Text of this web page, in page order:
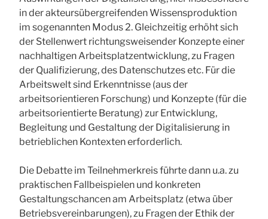
in der akteursübergreifenden Wissensproduktion
im sogenannten Modus 2. Gleichzeitig erhöht sich
der Stellenwert richtungsweisender Konzepte einer
nachhaltigen Arbeitsplatzentwicklung, zu Fragen
der Qualifizierung, des Datenschutzes etc. Für die
Arbeitswelt sind Erkenntnisse (aus der
arbeitsorientieren Forschung) und Konzepte (für die
arbeitsorientierte Beratung) zur Entwicklung,
Begleitung und Gestaltung der Digitalisierung in
betrieblichen Kontexten erforderlich.
Die Debatte im Teilnehmerkreis führte dann u.a. zu
praktischen Fallbeispielen und konkreten
Gestaltungschancen am Arbeitsplatz (etwa über
Betriebsvereinbarungen), zu Fragen der Ethik der